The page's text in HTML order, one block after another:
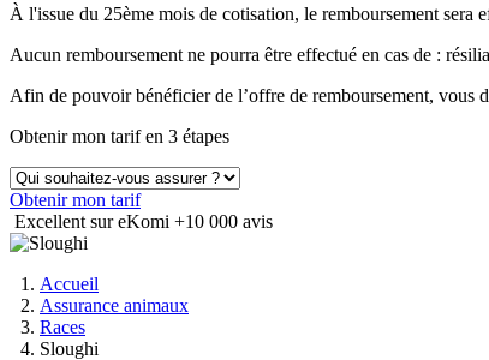
À l'issue du 25ème mois de cotisation, le remboursement sera
Aucun remboursement ne pourra être effectué en cas de :
Afin de pouvoir bénéficier de l’offre de remboursement, vous
Obtenir mon tarif en 3 étapes
Obtenir mon tarif
Excellent sur eKomi +10 000 avis
Accueil
Assurance animaux
Races
Sloughi